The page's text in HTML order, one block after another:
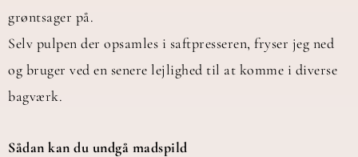
grøntsager på.
Selv pulpen der opsamles i saftpresseren, fryser jeg ned
og bruger ved en senere lejlighed til at komme i diverse
bagværk.
Sådan kan du undgå madspild